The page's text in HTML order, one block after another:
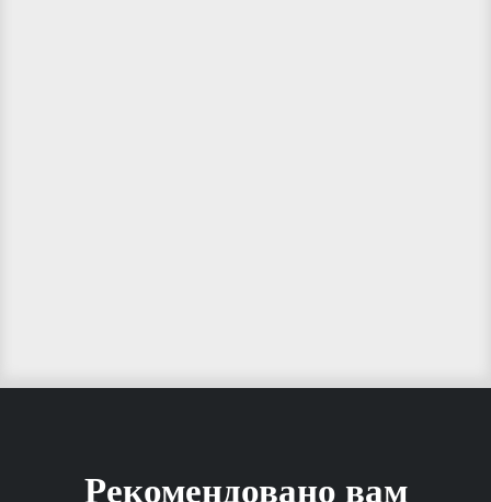
Рекомендовано вам